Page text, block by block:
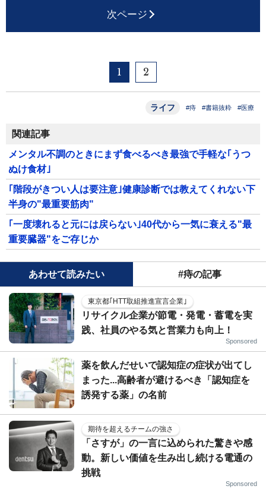
次ページ
1 2
ライフ #痔 #書籍抜粋 #医療
関連記事
メンタル不調のときにまず食べるべき最強で手軽な｢うつ
ぬけ食材｣
｢階段がきつい人は要注意｣健康診断では教えてくれない下
半身の"最重要筋肉"
｢一度壊れると元には戻らない｣40代から一気に衰える"最
重要臓器"をご存じか
あわせて読みたい #痔の記事
東京都｢HTT取組推進宣言企業｣
リサイクル企業が節電・発電・蓄電を実
践、社員のやる気と営業力も向上！
Sponsored
薬を飲んだせいで認知症の症状が出てし
まった...高齢者が避けるべき「認知症を
誘発する薬」の名前
期待を超えるチームの強さ
「さすが」の一言に込められた驚きや感
動。新しい価値を生み出し続ける電通の
挑戦
Sponsored